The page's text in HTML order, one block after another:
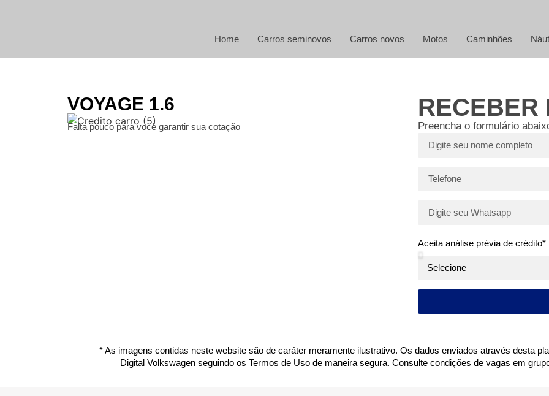
Home Carros seminovos Carros novos Motos Caminhões
VOYAGE 1.6
Falta pouco para você garantir sua cotação
RECEBER
Preencha o formulário
Aceita análise prévia de crédito*
* As imagens contidas neste website são de caráter meramente ilustrativo. Os dados enviados através desta
Digital Volkswagen seguindo os Termos de Uso de maneira segura. Consulte condições de vagas em